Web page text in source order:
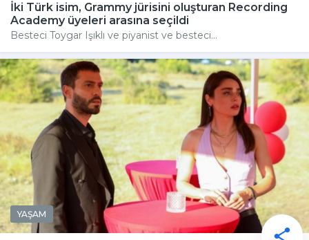
İki Türk isim, Grammy jürisini oluşturan Recording
Academy üyeleri arasına seçildi
Besteci Toygar Işıklı ve piyanist ve besteci...
YAŞAM